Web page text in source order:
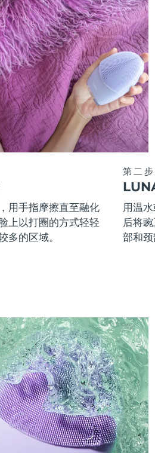
用手指摩擦直至融化
上以打圈的方式轻轻
多的区域。
第二步
用温
后将
部和